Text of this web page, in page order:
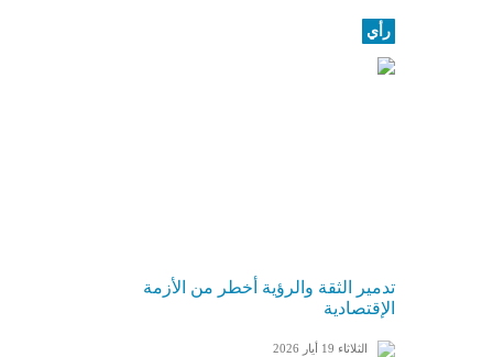
رأي
تدمير الثقة والرؤية أخطر من الأزمة
الإقتصادية
الثلاثاء 19 أيار 2026